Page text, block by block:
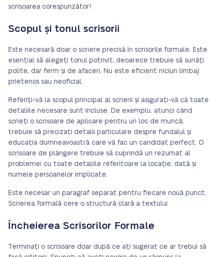
scrisoarea corespunzător!
Scopul și tonul scrisorii
Este necesară doar o scriere precisă în scrisorile formale. Este
esențial să alegeți tonul potrivit, deoarece trebuie să sunăți
polite, dar ferm și de afaceri. Nu este eficient niciun limbaj
prietenos sau neoficial.
Referiți-vă la scopul principal al scrierii și asigurați-vă că toate
detaliile necesare sunt incluse. De exemplu, atunci când
scrieți o scrisoare de aplicare pentru un loc de muncă,
trebuie să precizați detalii particulare despre fundalul și
educația dumneavoastră care vă fac un candidat perfect. O
scrisoare de plângere trebuie să cuprindă un rezumat al
problemei cu toate detaliile referitoare la locație, dată și
numele persoanelor implicate.
Este necesar un paragraf separat pentru fiecare nouă punct.
Scrierea formală cere o structură clară a textului.
Încheierea Scrisorilor Formale
Terminați o scrisoare doar după ce ați sugerat ce ar trebui să